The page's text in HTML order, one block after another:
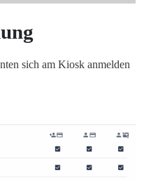
sich am Kiosk anmelden